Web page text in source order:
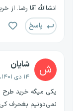
انشاالله آقا رضا.
پاسخ
ش شایان
۱۴ دی ۱۴۰۱، ۲۲:۵۴
یکی میگه خرید طرح
نمی‌دونیم بغحرف